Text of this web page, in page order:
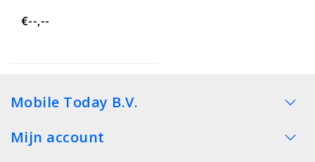
€--,--
Mobile Today B.V.
Mijn account